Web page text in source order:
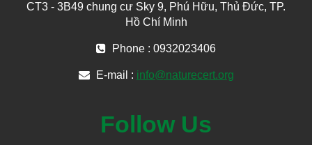
CT3 - 3B49 chung cư Sky 9, Phú Hữu, Thủ Đức, TP.
Hồ Chí Minh
Phone : 0932023406
E-mail : info@naturecert.org
Follow Us